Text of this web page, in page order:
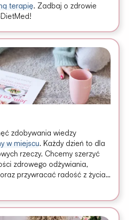
terapię. Zadbaj o zdrowie
zdobywania wiedzy
w miejscu. Każdy dzień to dla
rzeczy. Chcemy szerzyć
zdrowego odżywiania,
przywracać radość z życia…